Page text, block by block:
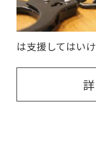
は支援してはい